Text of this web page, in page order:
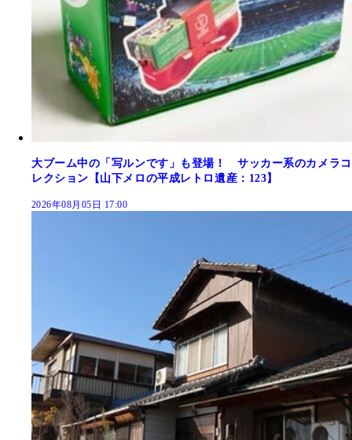
大ブーム中の「写ルンです」も登場！ サッカー系のカメラコ
レクション【山下メロの平成レトロ遺産：123】
2026年08月05日 17:00